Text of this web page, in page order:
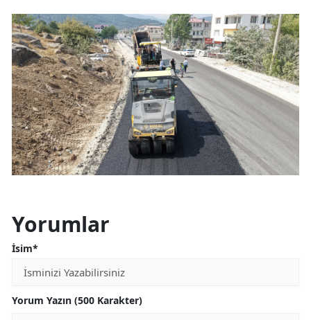
Yorumlar
İsim*
Yorum Yazın (500 Karakter)